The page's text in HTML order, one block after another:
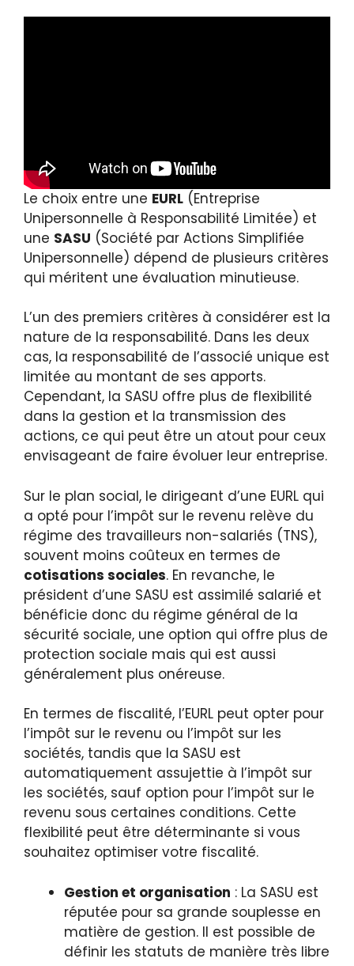
Le choix entre une EURL (Entreprise
Unipersonnelle à Responsabilité Limitée) et
une SASU (Société par Actions Simplifiée
Unipersonnelle) dépend de plusieurs critères
qui méritent une évaluation minutieuse.
L’un des premiers critères à considérer est la
nature de la responsabilité. Dans les deux
cas, la responsabilité de l’associé unique est
limitée au montant de ses apports.
Cependant, la SASU offre plus de flexibilité
dans la gestion et la transmission des
actions, ce qui peut être un atout pour ceux
envisageant de faire évoluer leur entreprise.
Sur le plan social, le dirigeant d’une EURL qui
a opté pour l’impôt sur le revenu relève du
régime des travailleurs non-salariés (TNS),
souvent moins coûteux en termes de
cotisations sociales. En revanche, le
président d’une SASU est assimilé salarié et
bénéficie donc du régime général de la
sécurité sociale, une option qui offre plus de
protection sociale mais qui est aussi
généralement plus onéreuse.
En termes de fiscalité, l’EURL peut opter pour
l’impôt sur le revenu ou l’impôt sur les
sociétés, tandis que la SASU est
automatiquement assujettie à l’impôt sur
les sociétés, sauf option pour l’impôt sur le
revenu sous certaines conditions. Cette
flexibilité peut être déterminante si vous
souhaitez optimiser votre fiscalité.
Gestion et organisation : La SASU est
réputée pour sa grande souplesse en
matière de gestion. Il est possible de
définir les statuts de manière très libre